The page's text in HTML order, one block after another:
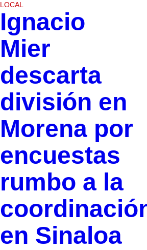
LOCAL
Ignacio
Mier
descarta
división en
Morena por
encuestas
rumbo a la
en Sinaloa